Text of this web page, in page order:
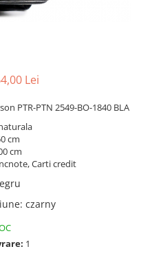
Lei
PTR-PTN 2549-BO-1840 BLA
cm
cm
Carti credit
: czarny
1